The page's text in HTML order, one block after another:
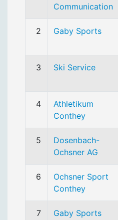
Communication
2 Gaby Sports
3 Ski Service
4
Athletikum
Conthey
5
Dosenbach-
Ochsner AG
6
Ochsner Sport
Conthey
7 Gaby Sports